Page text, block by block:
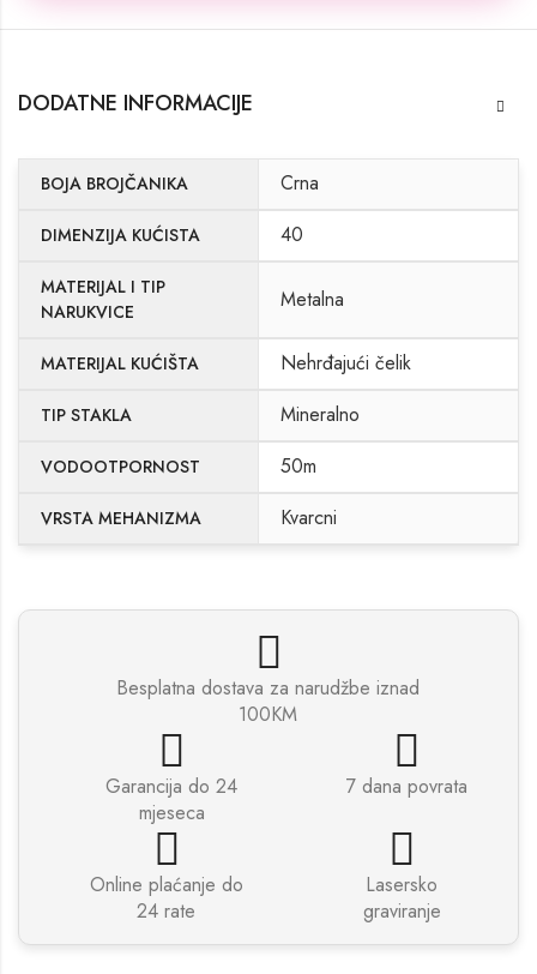
DODATNE INFORMACIJE
BOJA BROJČANIKA Crna
DIMENZIJA KUĆISTA 40
MATERIJAL I TIP
NARUKVICE
Metalna
MATERIJAL KUĆIŠTA Nehrđajući čelik
TIP STAKLA Mineralno
VODOOTPORNOST 50m
VRSTA MEHANIZMA Kvarcni
Besplatna dostava za narudžbe iznad
100KM
Garancija do 24
mjeseca
7 dana povrata
Online plaćanje do
24 rate
Lasersko
graviranje